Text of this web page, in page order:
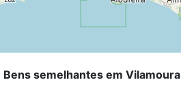
Bens semelhantes em Vilamoura